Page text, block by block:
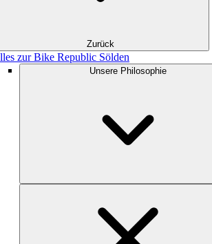
Zurück
zur Bike Republic Sölden
Unsere Philosophie